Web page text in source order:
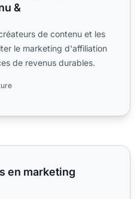
&
de contenu et les
le marketing d'affiliation
de revenus durables.
affiliation
en marketing